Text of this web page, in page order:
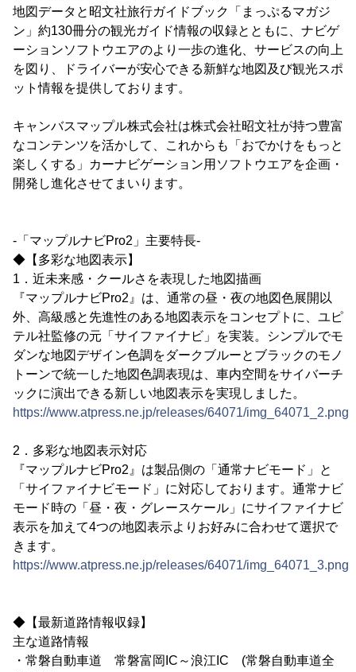
地図データと昭文社旅行ガイドブック「まっぷるマガジ
ン」約130冊分の観光ガイド情報の収録とともに、ナビゲ
ーションソフトウエアのより一歩の進化、サービスの向上
を図り、ドライバーが安心できる新鮮な地図及び観光スポ
ット情報を提供しております。
キャンバスマップル株式会社は株式会社昭文社が持つ豊富
なコンテンツを活かして、これからも「おでかけをもっと
楽しくする」カーナビゲーション用ソフトウエアを企画・
開発し進化させてまいります。
-「マップルナビPro2」主要特長-
◆【多彩な地図表示】
1．近未来感・クールさを表現した地図描画
『マップルナビPro2』は、通常の昼・夜の地図色展開以
外、高級感と先進性のある地図表示をコンセプトに、ユピ
テル社監修の元「サイファイナビ」を実装。シンプルでモ
ダンな地図デザイン色調をダークブルーとブラックのモノ
トーンで統一した地図色調表現は、車内空間をサイバーチ
ックに演出できる新しい地図表示を実現しました。
https://www.atpress.ne.jp/releases/64071/img_64071_2.png
2．多彩な地図表示対応
『マップルナビPro2』は製品側の「通常ナビモード」と
「サイファイナビモード」に対応しております。通常ナビ
モード時の「昼・夜・グレースケール」にサイファイナビ
表示を加えて4つの地図表示よりお好みに合わせて選択で
きます。
https://www.atpress.ne.jp/releases/64071/img_64071_3.png
◆【最新道路情報収録】
主な道路情報
・常磐自動車道 常磐富岡IC～浪江IC (常磐自動車道全